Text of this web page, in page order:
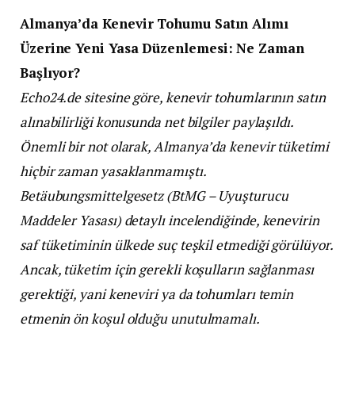
Almanya’da Kenevir Tohumu Satın Alımı
Üzerine Yeni Yasa Düzenlemesi: Ne Zaman
Başlıyor?
Echo24.de sitesine göre, kenevir tohumlarının satın
alınabilirliği konusunda net bilgiler paylaşıldı.
Önemli bir not olarak, Almanya’da kenevir tüketimi
hiçbir zaman yasaklanmamıştı.
Betäubungsmittelgesetz (BtMG – Uyuşturucu
Maddeler Yasası) detaylı incelendiğinde, kenevirin
saf tüketiminin ülkede suç teşkil etmediği görülüyor.
Ancak, tüketim için gerekli koşulların sağlanması
gerektiği, yani keneviri ya da tohumları temin
etmenin ön koşul olduğu unutulmamalı.